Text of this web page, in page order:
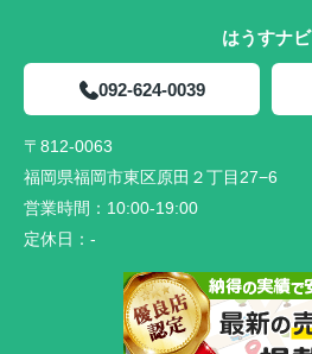
はうすナビ
092-624-0039
〒812-0063
福岡県福岡市東区原田２丁目27−6
営業時間： 10:00-19:00
定休日： -